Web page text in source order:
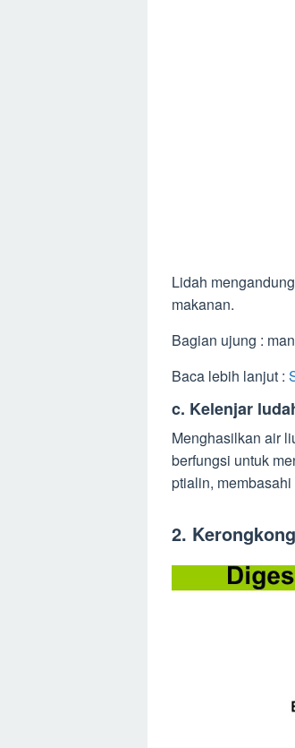
Lidah
makanan.
Bagian ujung :
Baca lebih lanjut :
c. Kelenjar
Menghasilkan air
berfungsi untuk
ptialin,
2.